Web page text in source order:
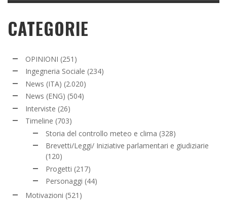
CATEGORIE
OPINIONI (251)
Ingegneria Sociale (234)
News (ITA) (2.020)
News (ENG) (504)
Interviste (26)
Timeline (703)
Storia del controllo meteo e clima (328)
Brevetti/Leggi/ Iniziative parlamentari e giudiziarie
(120)
Progetti (217)
Personaggi (44)
Motivazioni (521)